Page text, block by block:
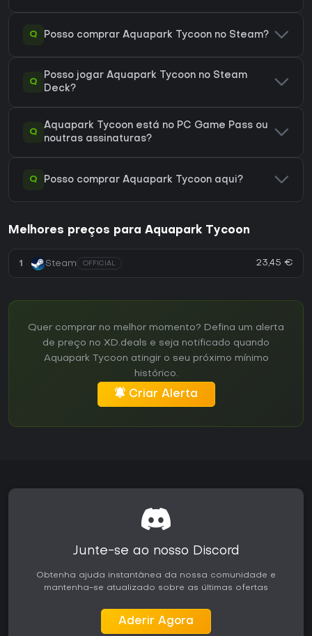
Q Posso comprar Aquapark Tycoon no Steam?
Q
Posso jogar Aquapark Tycoon no Steam
Deck?
Q
Aquapark Tycoon está no PC Game Pass ou
noutras assinaturas?
Q Posso comprar Aquapark Tycoon aqui?
Melhores preços para Aquapark Tycoon
1 Steam OFFICIAL 23,45 €
Quer comprar no melhor momento? Defina um alerta
de preço no XD.deals e seja notificado quando
Aquapark Tycoon atingir o seu próximo mínimo
histórico.
Criar Alerta
Junte-se ao nosso Discord
Obtenha ajuda instantânea da nossa comunidade e
mantenha-se atualizado sobre as últimas ofertas
Aderir Agora